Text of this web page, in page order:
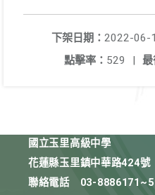
下架日期： 2022-06-
最
點擊率： 529 |
國立玉里高級中學
花蓮縣玉里鎮中華路424號
聯絡電話
03-8886171~5